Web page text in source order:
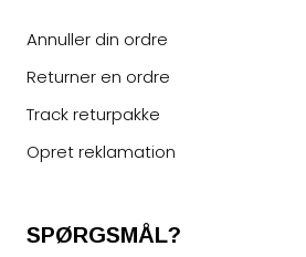
Annuller din ordre
Returner en ordre
Track returpakke
Opret reklamation
SPØRGSMÅL?